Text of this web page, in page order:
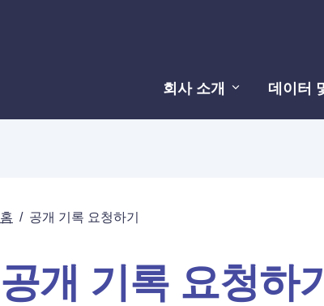
회사 소개 데이터
홈 / 공개 기록 요청하기
공개 기록 요청하